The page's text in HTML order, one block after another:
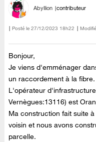
Abyllion contributeur
Posté le ‎27/12/2023 18h22
Bonjour,
Je viens d'emménager
un raccordement à la fibre.
L'opérateur
Vernègues:13116) est
Ma construction fait suite
voisin et nous avons
parcelle.